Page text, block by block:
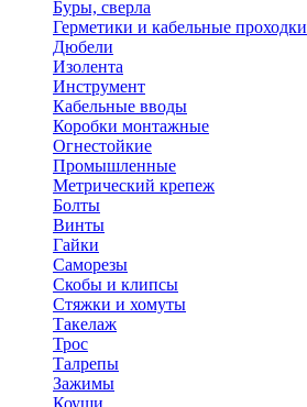
Буры, сверла
Герметики и кабельные проходки
Дюбели
Изолента
Инструмент
Кабельные вводы
Коробки монтажные
Огнестойкие
Промышленные
Метрический крепеж
Болты
Винты
Гайки
Саморезы
Скобы и клипсы
Стяжки и хомуты
Такелаж
Трос
Талрепы
Зажимы
Коуши